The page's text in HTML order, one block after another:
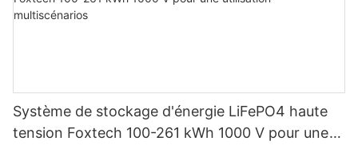
Système de stockage d'énergie LiFePO4 haute
tension Foxtech 100-261 kWh 1000 V pour une